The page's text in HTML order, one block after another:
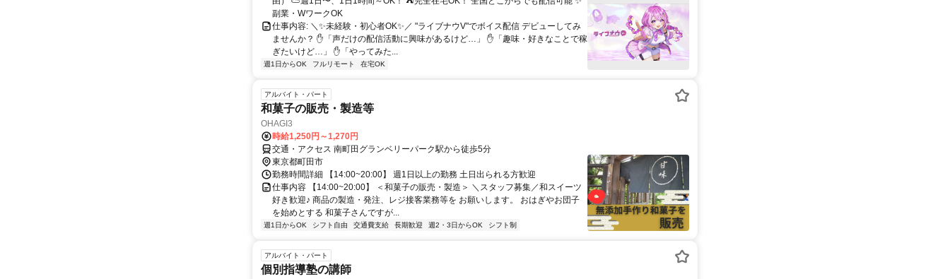
副業・WワークOK
仕事内容: ＼✨未経験・初心者OK✨／ "ライブナウV"でボイス配信 デビューしてみ
ませんか？ ✋「声だけの配信活動に興味があるけど…」 ✋「趣味・好きなことで稼
ぎたいけど…」 ✋「やってみた...
週1日からOK フルリモート 在宅OK
アルバイト・パート
和菓子の販売・製造等
OHAGI3
時給1,250円～1,270円
交通・アクセス 南町田グランベリーパーク駅から徒歩5分
東京都町田市
勤務時間詳細 【14:00~20:00】 週1日以上の勤務 土日出られる方歓迎
仕事内容 【14:00~20:00】 ＜和菓子の販売・製造＞ ＼スタッフ募集／和スイーツ
好き歓迎♪ 商品の製造・発注、レジ接客業務等を お願いします。 おはぎやお団子
を始めとする 和菓子さんですが...
週1日からOK シフト自由 交通費支給 長期歓迎 週2・3日からOK シフト制
アルバイト・パート
個別指導塾の講師